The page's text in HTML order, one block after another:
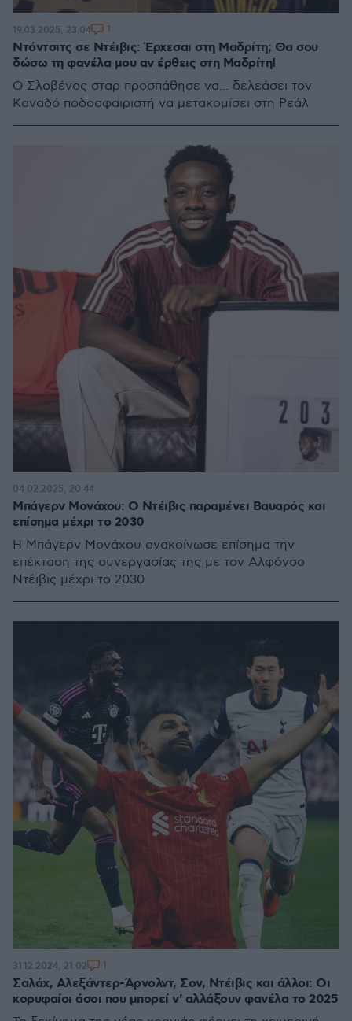
Ντόντσιτς σε Ντέιβις: Έρχεσαι στη Μαδρίτη; Θα σου
δώσω τη φανέλα μου αν έρθεις στη Μαδρίτη!
Ο Σλοβένος σταρ προσπάθησε να... δελεάσει τον
Καναδό ποδοσφαιριστή να μετακομίσει στη Ρεάλ
19.03.2025, 23:04 1
Μπάγερν Μονάχου: Ο Ντέιβις παραμένει Βαυαρός και
επίσημα μέχρι το 2030
Η Μπάγερν Μονάχου ανακοίνωσε επίσημα την
επέκταση της συνεργασίας της με τον Αλφόνσο
Ντέιβις μέχρι το 2030
04.02.2025, 20:44
Σαλάχ, Αλεξάντερ-Άρνολντ, Σον, Ντέιβις και άλλοι: Οι
κορυφαίοι άσοι που μπορεί ν' αλλάξουν φανέλα το 2025
31.12.2024, 21:02 1